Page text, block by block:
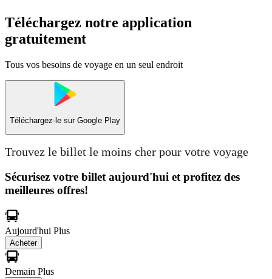
Téléchargez notre application
gratuitement
Tous vos besoins de voyage en un seul endroit
Téléchargez-le sur Google Play
Trouvez le billet le moins cher pour votre voyage
Sécurisez votre billet aujourd'hui et profitez des
meilleures offres!
Aujourd'hui Plus
Acheter
Demain Plus